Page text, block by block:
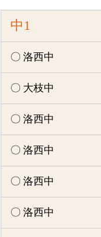
中1
〇 洛西中
〇 大枝中
〇 洛西中
〇 洛西中
〇 洛西中
〇 洛西中